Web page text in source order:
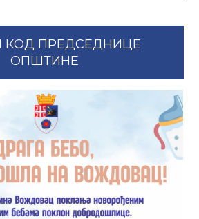
КОД ПРЕДСЕДНИЦЕ
ОПШТИНЕ